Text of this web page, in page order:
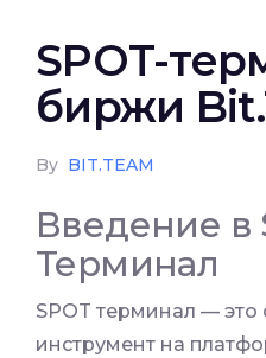
SPOT-
биржи
By BIT.TEAM
Введение в
Терминал
SPOT терминал —
инструмент на